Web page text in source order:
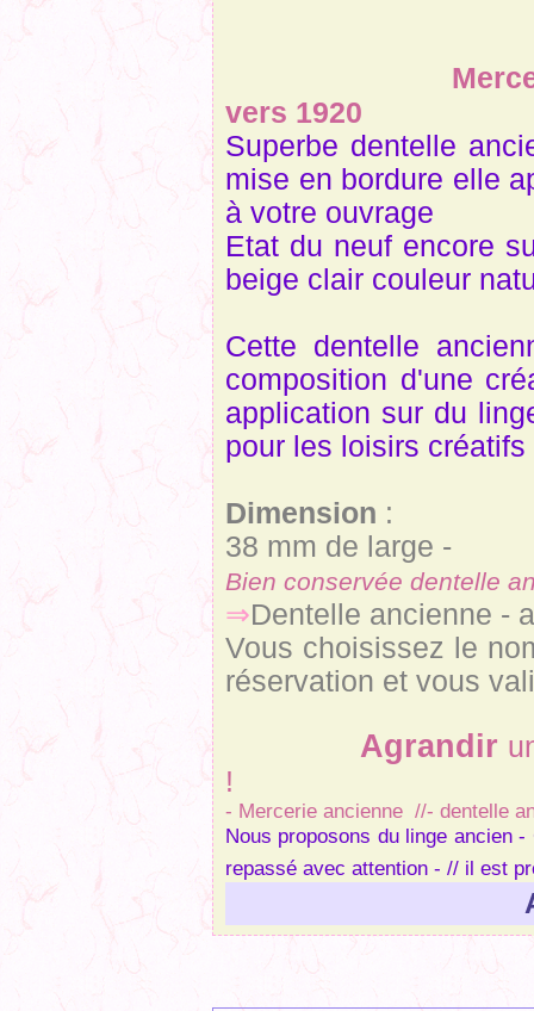
vers 1920
Superbe dentelle
mise en bordure elle
à votre ouvrage
Etat du neuf encore
beige clair couleur
Cette dentelle
composition d'une
application sur du
pour les loisirs créatifs
Dimension :
38 mm de large -
Bien conservée dentelle
⇒Dentelle ancienne -
Vous choisissez le
réservation et vous
Agrandir
!
- Mercerie ancienne //- dentelle
Nous proposons du linge ancien
repassé avec attention - // il est